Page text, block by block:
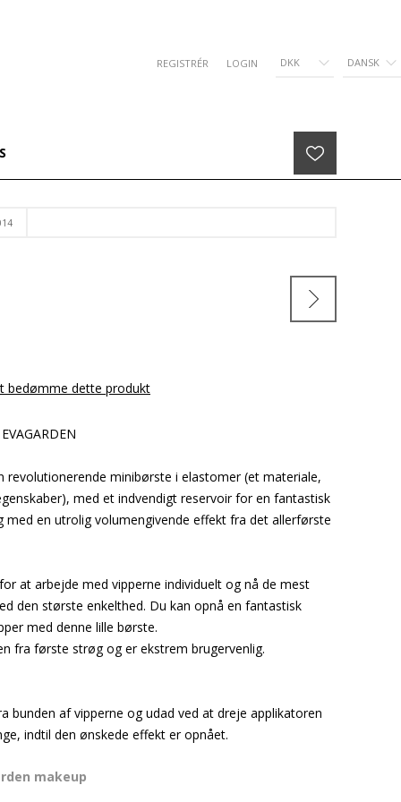
REGISTRÉR LOGIN DKK DANSK
bedømme dette produkt
revolutionerende minibørste i elastomer (et materiale,
med et indvendigt reservoir for en fantastisk
med en utrolig volumengivende effekt fra det allerførste
at arbejde med vipperne individuelt og nå de mest
den største enkelthed. Du kan opnå en fantastisk
med denne lille børste.
fra første strøg og er ekstrem brugervenlig.
bunden af vipperne og udad ved at dreje applikatoren
indtil den ønskede effekt er opnået.
makeup